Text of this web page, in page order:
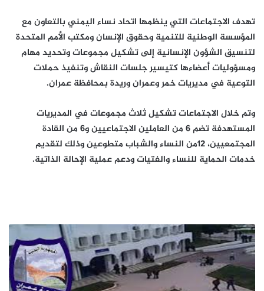
تهدف الاجتماعات التي ينظمها اتحاد نساء اليمني بالتعاون مع
المؤسسة الوطنية للتنمية وحقوق الإنسان ومكتب الأمم المتحدة
لتنسيق الشؤون الإنسانية إلى تشكيل مجموعات وتحديد مهام
ومسؤوليات أعضاءها كتيسير جلسات النقاش وتنفيذ حملات
التوعية في مديريات خمر وعمران وريدة بمحافظة عمران.
وتم خلال الاجتماعات تشكيل ثلاث مجموعات في المديريات
المستهدفة تضم 6 من العاملين الاجتماعيين و6 من القادة
المجتمعيين، 12من النساء والشباب متطوعين وذلك لتقديم
خدمات الحماية للنساء والفتيات ودعم عملية الإحالة الذاتية.